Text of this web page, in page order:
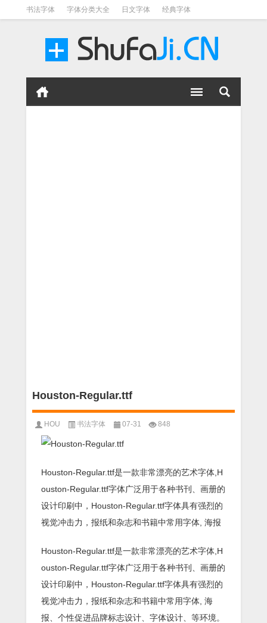
书法字体 字体分类大全 日文字体 经典字体
Houston-Regular.ttf
HOU 书法字体 07-31 848
Houston-Regular.ttf是一款非常漂亮的艺术字体,H
ouston-Regular.ttf字体广泛用于各种书刊、画册的
设计印刷中，Houston-Regular.ttf字体具有强烈的
视觉冲击力，报纸和杂志和书籍中常用字体, 海报
Houston-Regular.ttf是一款非常漂亮的艺术字体,H
ouston-Regular.ttf字体广泛用于各种书刊、画册的
设计印刷中，Houston-Regular.ttf字体具有强烈的
视觉冲击力，报纸和杂志和书籍中常用字体, 海
报、个性促进品牌标志设计、字体设计、等环境。